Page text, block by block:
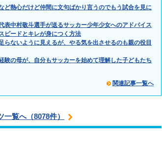
ど熱心だけど仲間に文句ばかり言うのでもう試合を見に
中村敬斗選手が送るサッカー少年少女へのアドバイス
ピードとキレが身につく方法
ないように見えるが、やる気を出させるのも親の役目
験の母が、自分もサッカーを始めて理解した子どもたち
関連記事一覧へ
一覧へ（8078件）